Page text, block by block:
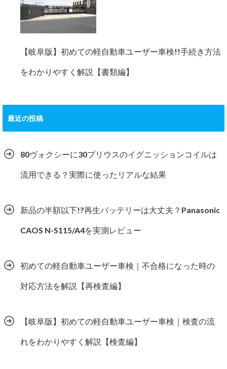
【岐阜版】初めての軽自動車ユーザー車検!!手続き方法
をわかりやすく解説【書類編】
最近の投稿
80ヴォクシーに30プリウスのイグニッションコイルは
流用できる？実際に使ったリアルな結果
新品の半額以下!?再生バッテリーは大丈夫？Panasonic
CAOS N-S115/A4を実測レビュー
初めての軽自動車ユーザー車検｜不合格になった時の
対応方法を解説【再検査編】
【岐阜版】初めての軽自動車ユーザー車検｜検査の流
れをわかりやすく解説【検査編】